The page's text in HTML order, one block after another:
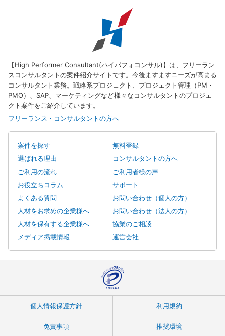
【High Performer Consultant(ハイパフォコンサル)】は、フリーラン
スコンサルタントの案件紹介サイトです。今後ますますニーズが高まる
コンサルタント業務。戦略系プロジェクト、プロジェクト管理（PM・
PMO）、SAP、マーケティングなど様々なコンサルタントのプロジェ
クト案件をご紹介しています。
フリーランス・コンサルタントの方へ
案件を探す
無料登録
選ばれる理由
コンサルタントの方へ
ご利用の流れ
ご利用者様の声
お役立ちコラム
サポート
よくある質問
お問い合わせ（個人の方）
人材をお求めの企業様へ
お問い合わせ（法人の方）
人材を保有する企業様へ
協業のご相談
メディア掲載情報
運営会社
個人情報保護方針 利用規約
免責事項 推奨環境